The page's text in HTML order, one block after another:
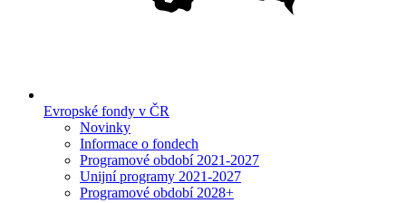
Evropské fondy v ČR
Novinky
Informace o fondech
Programové období 2021-2027
Unijní programy 2021-2027
Programové období 2028+